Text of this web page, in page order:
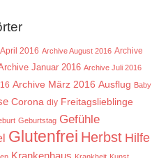
2016 Archive August 2016 Archive
Januar 2016 Archive Juli 2016
Archive März 2016 Ausflug Baby
Corona diy Freitagslieblinge
Geburtstag Gefühle
Glutenfrei Herbst Hilfe
Krankenhaus